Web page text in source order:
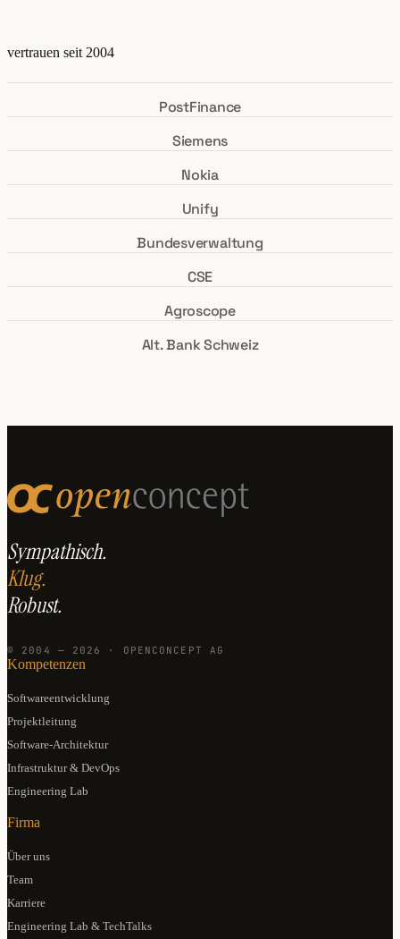
vertrauen seit 2004
PostFinance
Siemens
Nokia
Unify
Bundesverwaltung
CSE
Agroscope
Alt. Bank Schweiz
Sympathisch.
Klug.
Robust.
© 2004 — 2026 · OPENCONCEPT AG
Kompetenzen
Softwareentwicklung
Projektleitung
Software-Architektur
Infrastruktur & DevOps
Engineering Lab
Firma
Über uns
Team
Karriere
Engineering Lab & TechTalks